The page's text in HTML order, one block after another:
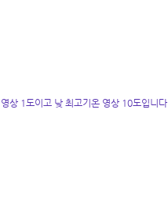
상 1도이고 낮 최고기온 영상 10도입니다